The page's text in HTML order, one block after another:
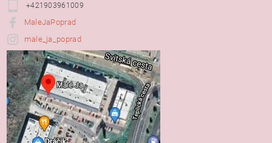
+421903961009
MaleJaPoprad
male_ja_poprad